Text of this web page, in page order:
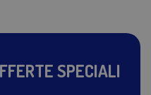
SPECIALI